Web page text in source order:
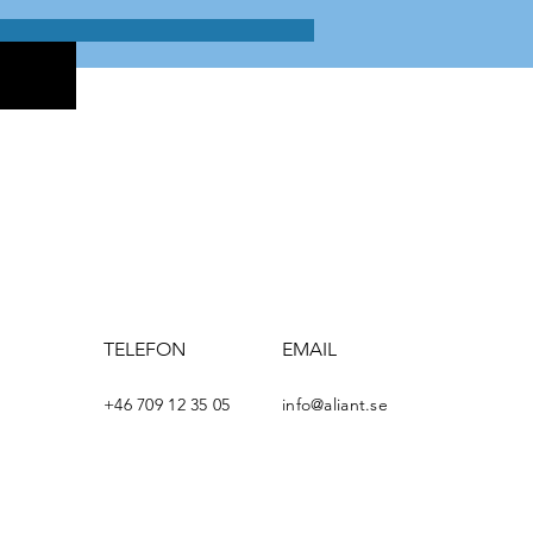
TELEFON
+46 709 12 35 05
EMAIL
info@aliant.se